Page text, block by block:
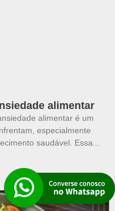
alimentar
alimentar é um
especialmente
saudável. Essa